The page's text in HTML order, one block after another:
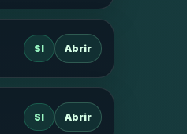
SI Abrir
SI Abrir